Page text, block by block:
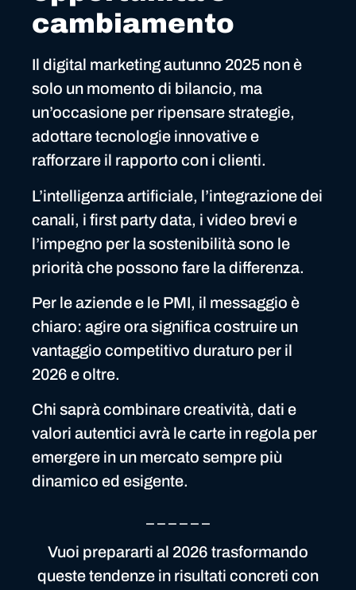
cambiamento
Il digital marketing autunno 2025 non è
solo un momento di bilancio, ma
un’occasione per ripensare strategie,
adottare tecnologie innovative e
rafforzare il rapporto con i clienti.
L’intelligenza artificiale, l’integrazione dei
canali, i first party data, i video brevi e
l’impegno per la sostenibilità sono le
priorità che possono fare la differenza.
Per le aziende e le PMI, il messaggio è
chiaro: agire ora significa costruire un
vantaggio competitivo duraturo per il
2026 e oltre.
Chi saprà combinare creatività, dati e
valori autentici avrà le carte in regola per
emergere in un mercato sempre più
dinamico ed esigente.
Vuoi prepararti al 2026 trasformando
queste tendenze in risultati concreti con